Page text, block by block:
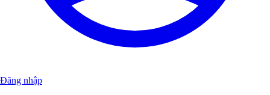
Đăng nhập